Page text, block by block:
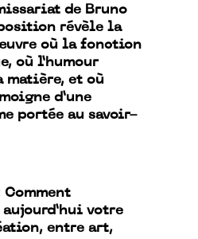
de Bruno
révèle la
où la fonction
où l’humour
matière, et où
d’une
portée au savoir-
Comment
votre
entre art,